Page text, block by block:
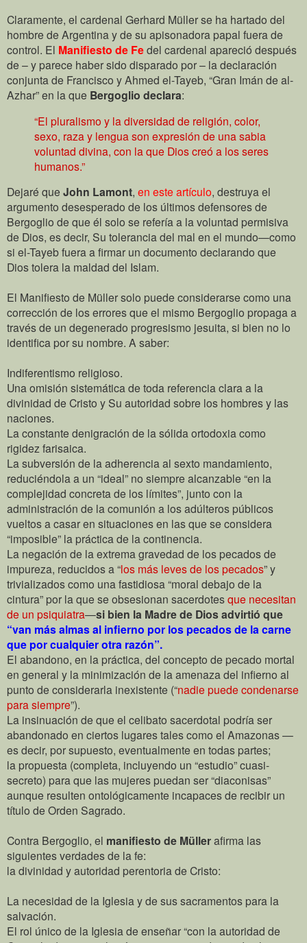
Claramente, el cardenal Gerhard Müller se ha hartado del
hombre de Argentina y de su apisonadora papal fuera de
control. El Manifiesto de Fedel cardenal apareció después
de – y parece haber sido disparado por – la declaración
conjunta de Francisco y Ahmed el-Tayeb, “Gran Imán de al-
Azhar” en la que Bergoglio declara:
“El pluralismo y la diversidad de religión, color,
sexo, raza y lengua son expresión de una sabia
voluntad divina, con la que Dios creó a los seres
humanos.”
Dejaré que John Lamont, en este artículo, destruya el
argumento desesperado de los últimos defensores de
Bergoglio de que él solo se refería a la voluntad permisiva
de Dios, es decir, Su tolerancia del mal en el mundo—como
si el-Tayeb fuera a firmar un documento declarando que
Dios tolera la maldad del Islam.
El Manifiesto de Müller solo puede considerarse como una
corrección de los errores que el mismo Bergoglio propaga a
través de un degenerado progresismo jesuita, si bien no lo
identifica por su nombre. A saber:
Indiferentismo religioso.
Una omisión sistemática de toda referencia clara a la
divinidad de Cristo y Su autoridad sobre los hombres y las
naciones.
La constante denigración de la sólida ortodoxia como
rigidez farisaica.
La subversión de la adherencia al sexto mandamiento,
reduciéndola a un “ideal” no siempre alcanzable “en la
complejidad concreta de los límites”, junto con la
administración de la comunión a los adúlteros públicos
vueltos a casar en situaciones en las que se considera
“imposible” la práctica de la continencia.
La negación de la extrema gravedad de los pecados de
impureza, reducidos a “los más leves de los pecados” y
trivializados como una fastidiosa “moral debajo de la
cintura” por la que se obsesionan sacerdotesque necesitan
de un psiquiatra—si bien la Madre de Dios advirtió que
“van más almas al infierno por los pecados de la carne
que por cualquier otra razón”.
El abandono, en la práctica, del concepto de pecado mortal
en general y la minimización de la amenaza del infierno al
punto de considerarla inexistente (“nadie puede condenarse
para siempre”).
La insinuación de que el celibato sacerdotal podría ser
abandonado en ciertos lugares tales como el Amazonas —
es decir, por supuesto, eventualmente en todas partes;
la propuesta (completa, incluyendo un “estudio” cuasi-
secreto) para que las mujeres puedan ser “diaconisas”
aunque resulten ontológicamente incapaces de recibir un
título de Orden Sagrado.
Contra Bergoglio, el manifiesto de Müllerafirma las
siguientes verdades de la fe:
la divinidad y autoridad perentoria de Cristo:
La necesidad de la Iglesia y de sus sacramentos para la
salvación.
El rol único de la Iglesia de enseñar “con la autoridad de